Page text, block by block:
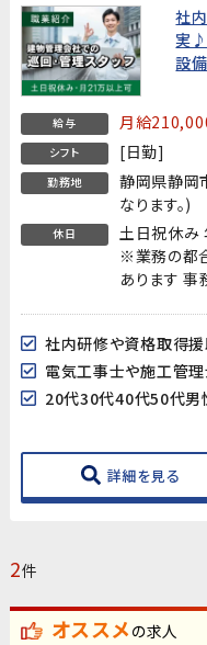
社
実♪
設
給与 月給
シフト [日勤]
勤務地
静岡県静岡
なります。)
休日
土日祝休み
※業務の都
あります 事
社内研修や資格取得
20代30代40代50代男
詳細を見る
2件
オススメの求人